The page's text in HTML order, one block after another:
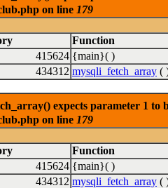
on line 179
Function
415624 {main}( )
434312 mysqli_fetch_array (
expects parameter 1 to
on line 179
Function
415624 {main}( )
434312 mysqli_fetch_array (